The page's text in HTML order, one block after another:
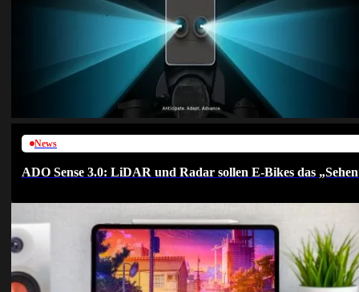
News
ADO Sense 3.0: LiDAR und Radar sollen E-Bikes das